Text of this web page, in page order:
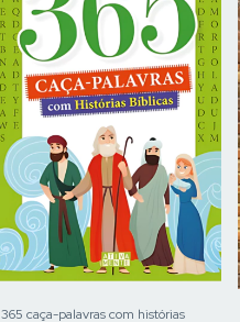
365 caça-palavras com histórias